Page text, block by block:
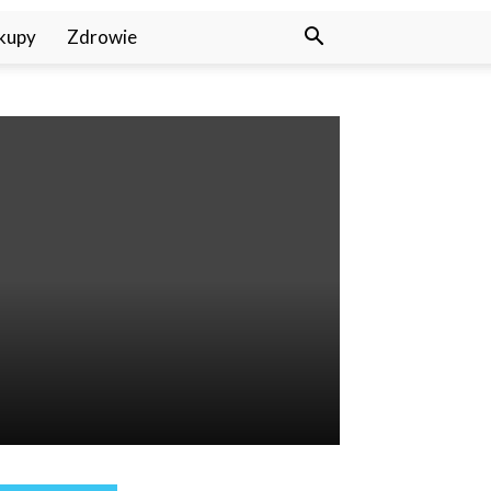
Zdrowie